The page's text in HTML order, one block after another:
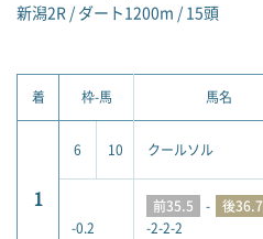
新潟2R / ダート1200m / 15頭
着 枠-馬 馬名
1
6 10 クールソル
-0.2
前35.5 -
後36.7
-2-2-2